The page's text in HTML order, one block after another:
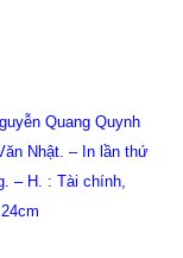
Quang Quynh
Nhật. – In lần thứ
– H. : Tài chính,